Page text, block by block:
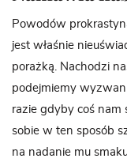
Powodów
jest właśnie
porażką. Nachodzi
podejmiemy
razie gdyby coś nam
sobie w ten sposób
na nadanie mu